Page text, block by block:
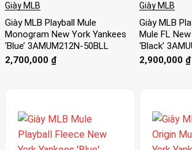
Giày MLB
Giày MLB Playball Mule
Monogram New York Yankees
‘Blue’ 3AMUM212N-50BLL
2,700,000 ₫
Giày MLB
Giày MLB
Mule FL
‘Black’
2,900,000 ₫